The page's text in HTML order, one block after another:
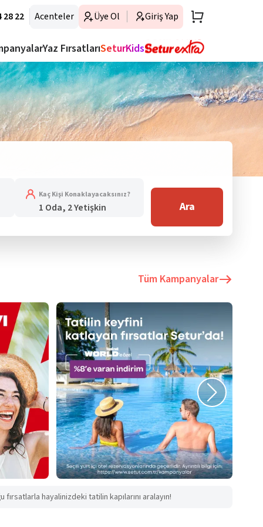
28 22 Acenteler Üye Ol Giriş Yap
Yaz FırsatlarıSeturKids
Kaç Kişi Konaklayacaksınız?
1 Oda, 2 Yetişkin Ara
Tüm Kampanyalar
hayalinizdeki tatilin kapılarını aralayın!